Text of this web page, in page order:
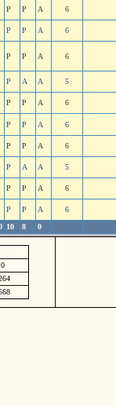
P P A 6
P P A 6
P P A 6
P A A 5
P P A 6
P P A 6
P P A 6
P A A 5
P P A 6
P P A 6
10 8 0
0